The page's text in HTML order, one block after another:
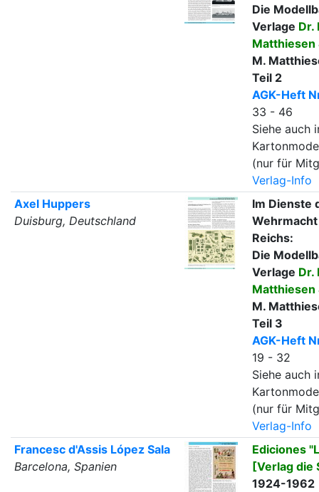
Die
Verlage Dr.
Matthiesen
M.
Teil 2
AGK-Heft
33 - 46
Siehe auch
(nur für
Verlag-Info
Axel Huppers
Duisburg, Deutschland
Im Dienste
Reichs:
Die
Verlage Dr.
Matthiesen
M.
Teil 3
AGK-Heft
19 - 32
Siehe auch
(nur für
Verlag-Info
Francesc d'Assis López Sala
Barcelona, Spanien
Ediciones
[Verlag die
1924-1962